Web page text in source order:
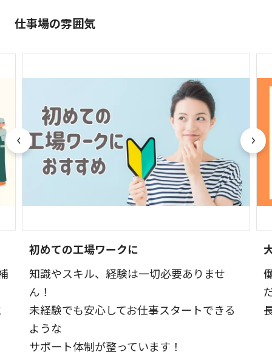
仕事場の雰囲気
初めての工場ワークに
知識やスキル、経験は一切必要ありませ
ん！
未経験でも安心してお仕事スタートできる
ような
サポート体制が整っています！